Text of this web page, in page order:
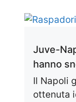
Juve-
hanno
Il Napoli
ottenuta